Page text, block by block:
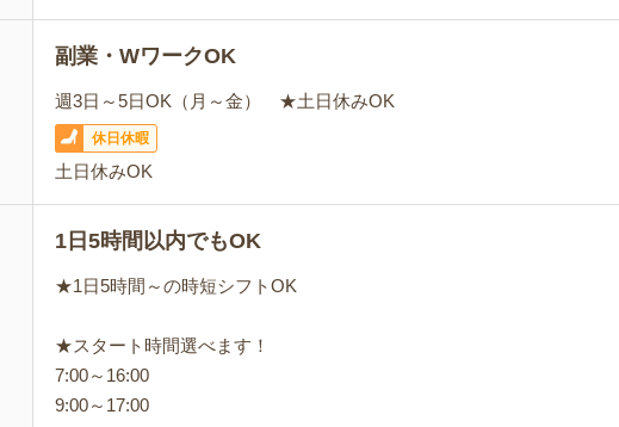
副業・WワークOK
週3日～5日OK（月～金） ★土日休みOK
休日休暇
土日休みOK
1日5時間以内でもOK
★1日5時間～の時短シフトOK
★スタート時間選べます！
7:00～16:00
9:00～17:00